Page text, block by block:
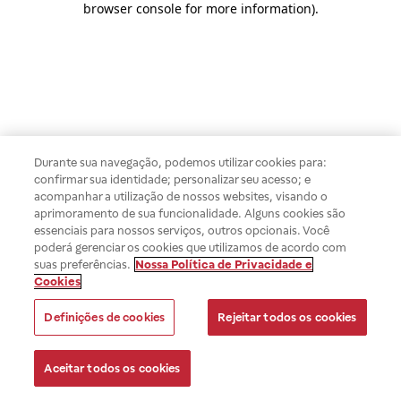
browser console for more information).
Durante sua navegação, podemos utilizar cookies para:
confirmar sua identidade; personalizar seu acesso; e
acompanhar a utilização de nossos websites, visando o
aprimoramento de sua funcionalidade. Alguns cookies são
essenciais para nossos serviços, outros opcionais. Você
poderá gerenciar os cookies que utilizamos de acordo com
suas preferências. Nossa Política de Privacidade e
Cookies
Definições de cookies Rejeitar todos os cookies
Aceitar todos os cookies